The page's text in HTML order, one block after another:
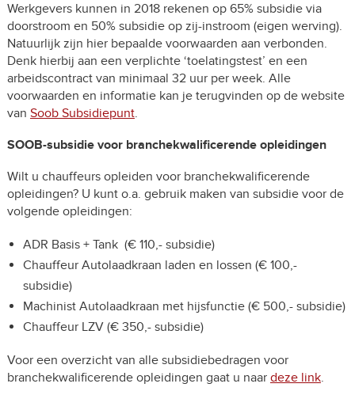
Werkgevers kunnen in 2018 rekenen op 65% subsidie via
doorstroom en 50% subsidie op zij-instroom (eigen werving).
Natuurlijk zijn hier bepaalde voorwaarden aan verbonden.
Denk hierbij aan een verplichte ‘toelatingstest’ en een
arbeidscontract van minimaal 32 uur per week. Alle
voorwaarden en informatie kan je terugvinden op de website
van Soob Subsidiepunt.
SOOB-subsidie voor branchekwalificerende opleidingen
Wilt u chauffeurs opleiden voor branchekwalificerende
opleidingen? U kunt o.a. gebruik maken van subsidie voor de
volgende opleidingen:
ADR Basis + Tank (€ 110,- subsidie)
Chauffeur Autolaadkraan laden en lossen (€ 100,-
subsidie)
Machinist Autolaadkraan met hijsfunctie (€ 500,- subsidie)
Chauffeur LZV (€ 350,- subsidie)
Voor een overzicht van alle subsidiebedragen voor
branchekwalificerende opleidingen gaat u naar deze link.